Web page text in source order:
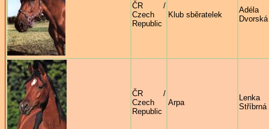
ČR /
Czech
Republic
Klub sběratelek
Adéla
Dvorská
ČR /
Czech
Republic
Arpa
Lenka
Stříbrná